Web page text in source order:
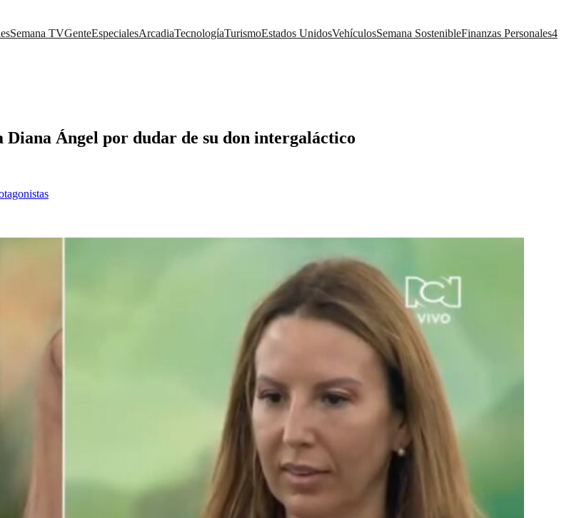
Semana TVGenteEspecialesArcadiaTecnologíaTurismoEstados UnidosVehículosSemana SostenibleFinanzas Personales4
Diana Ángel por dudar de su don intergaláctico